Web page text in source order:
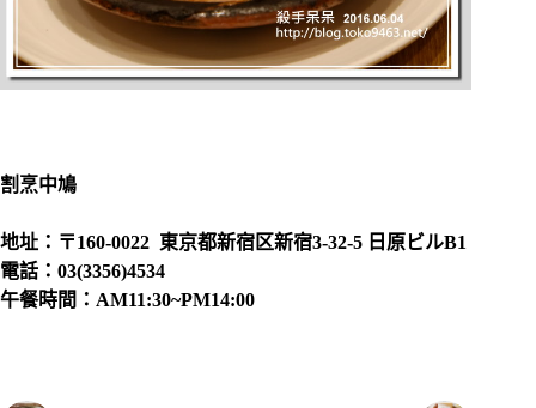
割烹中鳩
地址： 〒160-0022 東京都新宿区新宿3-32-5 日原ビルB1
電話：03(3356)4534
午餐時間：AM11:30~PM14:00